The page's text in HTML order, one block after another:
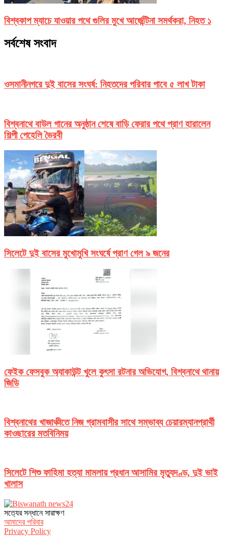
বিশ্বকাপ ম্যাচে যাওয়ার পথে গুলির মুখে আর্জেন্টিনা সমর্থকরা, নিহত ১
সর্বশেষ সংবাদ
ওসমানীনগরে দুই বাসের সংঘর্ষ: নিহতদের পরিবার পাবে ৫ লাখ টাকা
বিশ্বনাথে বাউল গানের অনুষ্ঠান শেষে বাড়ি ফেরার পথে প্রাণ হারালেন
শিল্পী পেহেলি ভৈরবী
সিলেটে দুই বাসের মুখোমুখি সংঘর্ষে প্রাণ গেল ৯ জনের
ফেইক ফেসবুক অ্যাকাউন্ট খুলে কুৎসা রটনার অভিযোগ, বিশ্বনাথে থানায়
জিডি
বিশ্বনাথের খাজাঞ্চীতে নিজ গ্রামবাসীর সাথে সম্ভাব্য চেয়ারম্যানপ্রার্থী
কাওছারের মতবিনিময়
সিলেটে শিশু ফাহিমা হত্যা মামলায় প্রধান আসামির মৃত্যুদণ্ড, দুই ভাই
খালাস
সত‌্যের সন্ধানে সারাক্ষণ
আমাদের পরিবার
Privacy Policy